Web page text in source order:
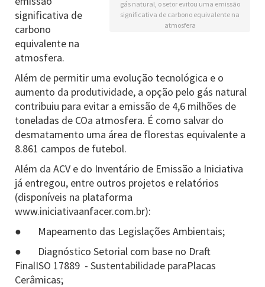
gás natural, o setor evitou uma emissão
significativa de carbono equivalente na
atmosfera
significativa de
carbono
equivalente na
atmosfera.
Além de permitir uma evolução tecnológica e o
aumento da produtividade, a opção pelo gás natural
contribuiu para evitar a emissão de 4,6 milhões de
toneladas de COa atmosfera. É como salvar do
desmatamento uma área de florestas equivalente a
8.861 campos de futebol.
Além da ACV e do Inventário de Emissão a Iniciativa
já entregou, entre outros projetos e relatórios
(disponíveis na plataforma
www.iniciativaanfacer.com.br):
● Mapeamento das Legislações Ambientais;​
● Diagnóstico Setorial com base no Draft
FinalISO 17889 - Sustentabilidade paraPlacas
Cerâmicas;​